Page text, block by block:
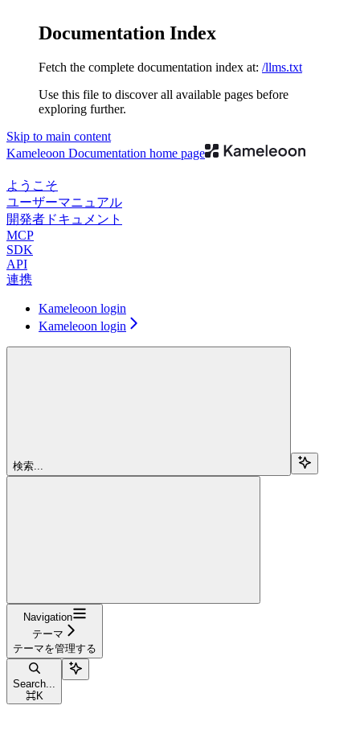
Documentation Index
Fetch the complete documentation index at: /llms.txt
Use this file to discover all available pages before
exploring further.
Skip to main content
Kameleoon Documentation home page
ようこそ
ユーザーマニュアル
開発者ドキュメント
MCP
SDK
API
連携
Kameleoon login
Kameleoon login
検索...
Navigation
テーマ
テーマを管理する
Search...
⌘K